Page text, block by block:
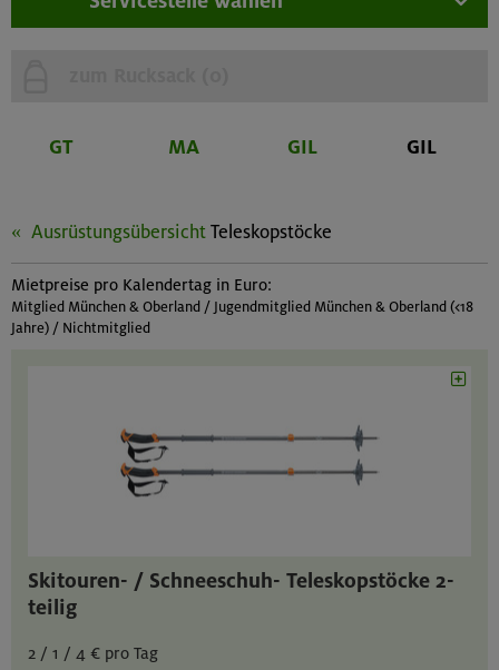
GT MA GIL GIL
AusrüstungsübersichtTeleskopstöcke
Mietpreise pro Kalendertag in Euro:
Mitglied München & Oberland / Jugendmitglied München & Oberland (<18
Jahre) / Nichtmitglied
Skitouren- / Schneeschuh- Teleskopstöcke 2-
teilig
2 / 1 / 4 € pro Tag